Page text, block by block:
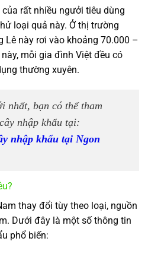
rất nhiều ngưởi tiêu dùng
loại quả này. Ở thị trường
Lê này rơi vào khoảng 70.000 –
mỗi gia đình Việt đều có
thường xuyên.
nhất, bạn có thể tham
nhập khẩu tại:
nhập khẩu tại Ngon
thay đổi tùy theo loại, nguồn
Dưới đây là một số thông tin
phổ biến: